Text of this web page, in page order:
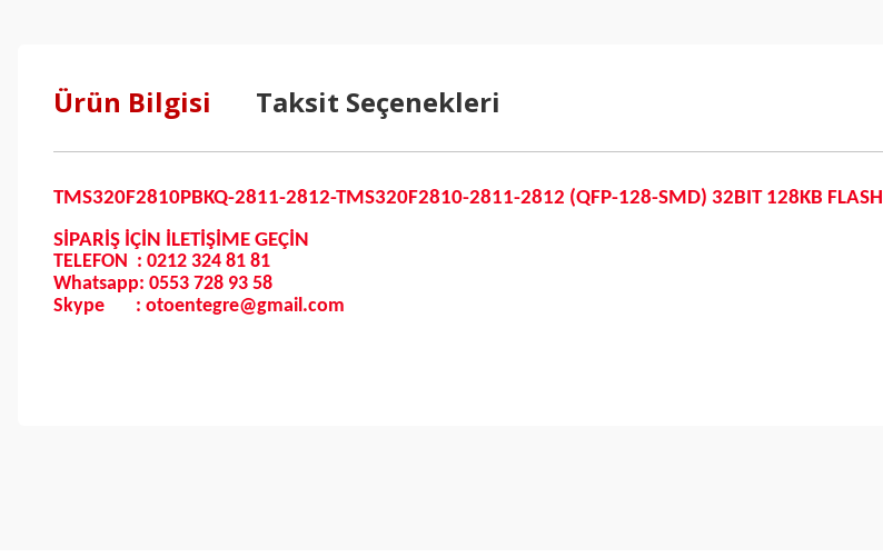
Ürün Bilgisi Taksit Seçenekleri
TMS320F2810PBKQ-2811-2812-TMS320F2810-2811-2812 (QFP-128-SMD) 32BIT 128KB FLASH
SİPARİŞ İÇİN İLETİŞİME GEÇİN
TELEFON : 0212 324 81 81
Whatsapp: 0553 728 93 58
Skype : otoentegre@gmail.com